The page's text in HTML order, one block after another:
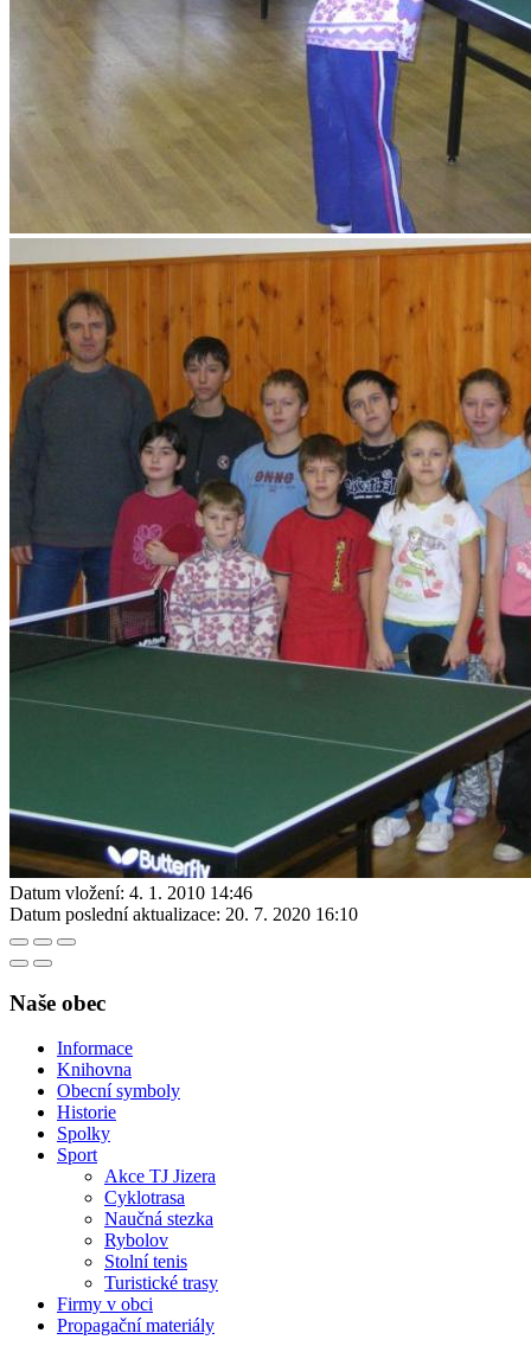
Datum vložení: 4. 1. 2010 14:46
Datum poslední aktualizace: 20. 7. 2020 16:10
Naše obec
Informace
Knihovna
Obecní symboly
Historie
Spolky
Sport
Akce TJ Jizera
Cyklotrasa
Naučná stezka
Rybolov
Stolní tenis
Turistické trasy
Firmy v obci
Propagační materiály